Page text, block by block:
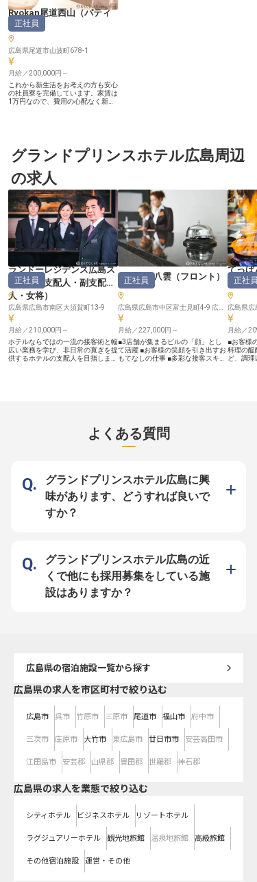
Ryokan尾道西山（パティ
シエ）
正社員
広島県尾道市山波町678-1
月給／200,000円～
これから新生活をお考えの方も安心
の社員寮を完備しています。家賃は
1万円なので、費用の心配なく新生
を迎える当旅館にて募集するのは、
未経験OKのパティシエ。研修制度
れる環境です。ご応募お待ちしてお
ります。※この求人は2023年2月6
日時点の情報です
グランドプリンスホテル広島周辺
の求人
ランドーレジデンス広島ス
イーツ（ 支配人・副支配
人・女将）
正社員
広島県広島市南区大須賀町13-9
月給／210,000円～
ホテルならではの一流の接客術と幅
広い業務を学び、非日常の寛ぎを提
供するホテルの支配人を目指しまし
引を適用！まずは一歩踏み出してみ
ませんか？※この求人は2022年4月
ひろしま八雲 （フロント ）
正社員
月給／227,000円～
■3店舗が集まるビルの「顔」とし
て活躍 ■お客様の笑顔を引き出すお
もてなしの仕事 ■多彩な接客スキル
トだけでなく、お客様のエスコート
やクローク業務、配車手配のサポー
トなど、多岐にわたるおもてなしを
がとう」の言葉と笑顔に包まれる、
やりがいに満ちた毎日をぜひ体験し
てください★ ーー【あなたの「お
もてなし力」を磨く絶好の環境】
だくことが好きな方にとって、その
想いを形にできる理想の職場です。
シフト制を採用しているので、プラ
イベートとの両立もしやすい環境。
広島の食と文化を支える「広越株式
会社」の一員として、あなたのホス
てっぱ
食）
正社員
月給／
■お客様
料理の醍
ど、調理
る、やり
境です
くりにも
よくある質問
グランドプリンスホテル広島に興
味があります、どうすれば良いで
すか？
グランドプリンスホテル広島の近
くで他にも採用募集をしている施
設はありますか？
広島県の宿泊施設一覧から探す
広島県の求人を市区町村で絞り込む
広島市 呉市 竹原市 三原市 尾道市 福山市 府中市
三次市 庄原市 大竹市 東広島市 廿日市市 安芸高田市
江田島市 安芸郡 山県郡 豊田郡 世羅郡 神石郡
広島県の求人を業態で絞り込む
シティホテル ビジネスホテル リゾートホテル
ラグジュアリーホテル 観光地旅館 温泉地旅館 高級旅館
その他宿泊施設 運営・その他